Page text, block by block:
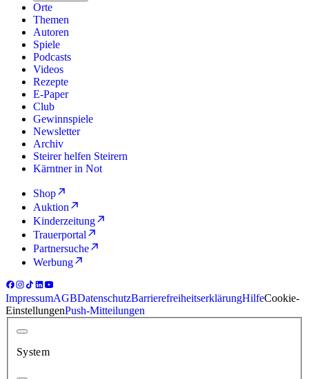
Orte
Themen
Autoren
Spiele
Podcasts
Videos
Rezepte
E-Paper
Club
Gewinnspiele
Newsletter
Archiv
Steirer helfen Steirern
Kärntner in Not
Shop
Auktion
Kinderzeitung
Trauerportal
Partnersuche
Werbung
ImpressumAGBDatenschutzBarrierefreiheitserklärungHilfeCookie-
EinstellungenPush-Mitteilungen
System